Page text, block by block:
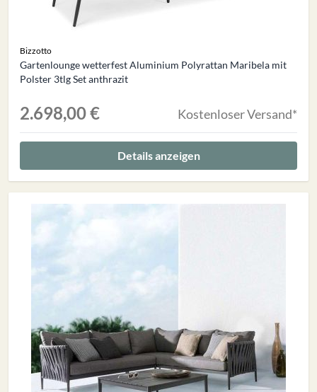
Bizzotto
Gartenlounge wetterfest Aluminium Polyrattan Maribela mit
Polster 3tlg Set anthrazit
2.698,00 € Kostenloser Versand*
Details anzeigen